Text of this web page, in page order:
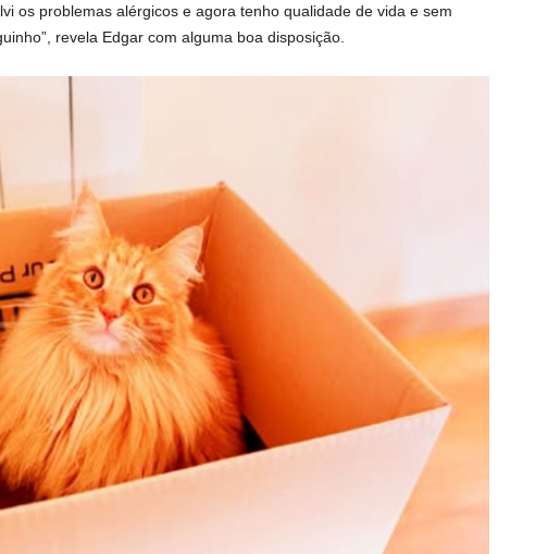
os problemas alérgicos e agora tenho qualidade de vida e sem
revela Edgar com alguma boa disposição.